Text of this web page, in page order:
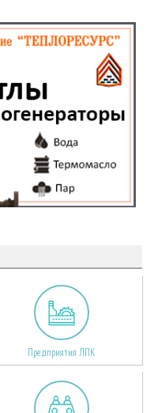
Предприятия ЛПК